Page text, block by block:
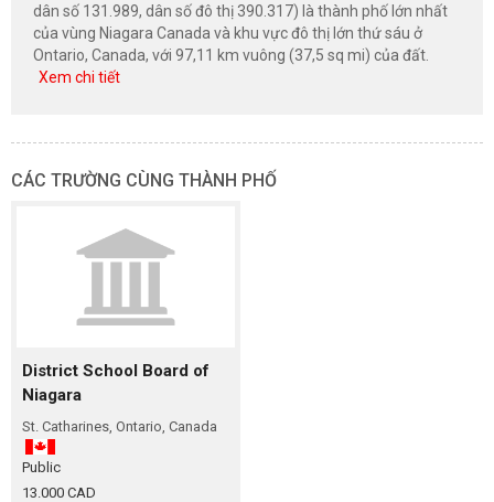
dân số 131.989, dân số đô thị 390.317) là thành phố lớn nhất
của vùng Niagara Canada và khu vực đô thị lớn thứ sáu ở
Ontario, Canada, với 97,11 km vuông (37,5 sq mi) của đất.
Xem chi tiết
CÁC TRƯỜNG CÙNG THÀNH PHỐ
District School Board of
Niagara
St. Catharines, Ontario, Canada
Public
13.000 CAD